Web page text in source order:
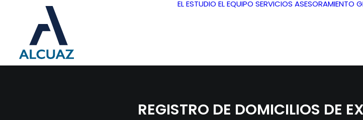
EL ESTUDIO EL EQUIPO SERVICIOS ASESORAMIENTO
REGISTRO DE DOMICILIOS DE